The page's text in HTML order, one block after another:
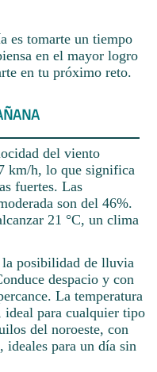
es tomarte un tiempo
en el mayor logro
en tu próximo reto.
del viento
km/h, lo que significa
fuertes. Las
son del 46%.
21 °C, un clima
posibilidad de lluvia
despacio y con
La temperatura
para cualquier tipo
del noroeste, con
ideales para un día sin